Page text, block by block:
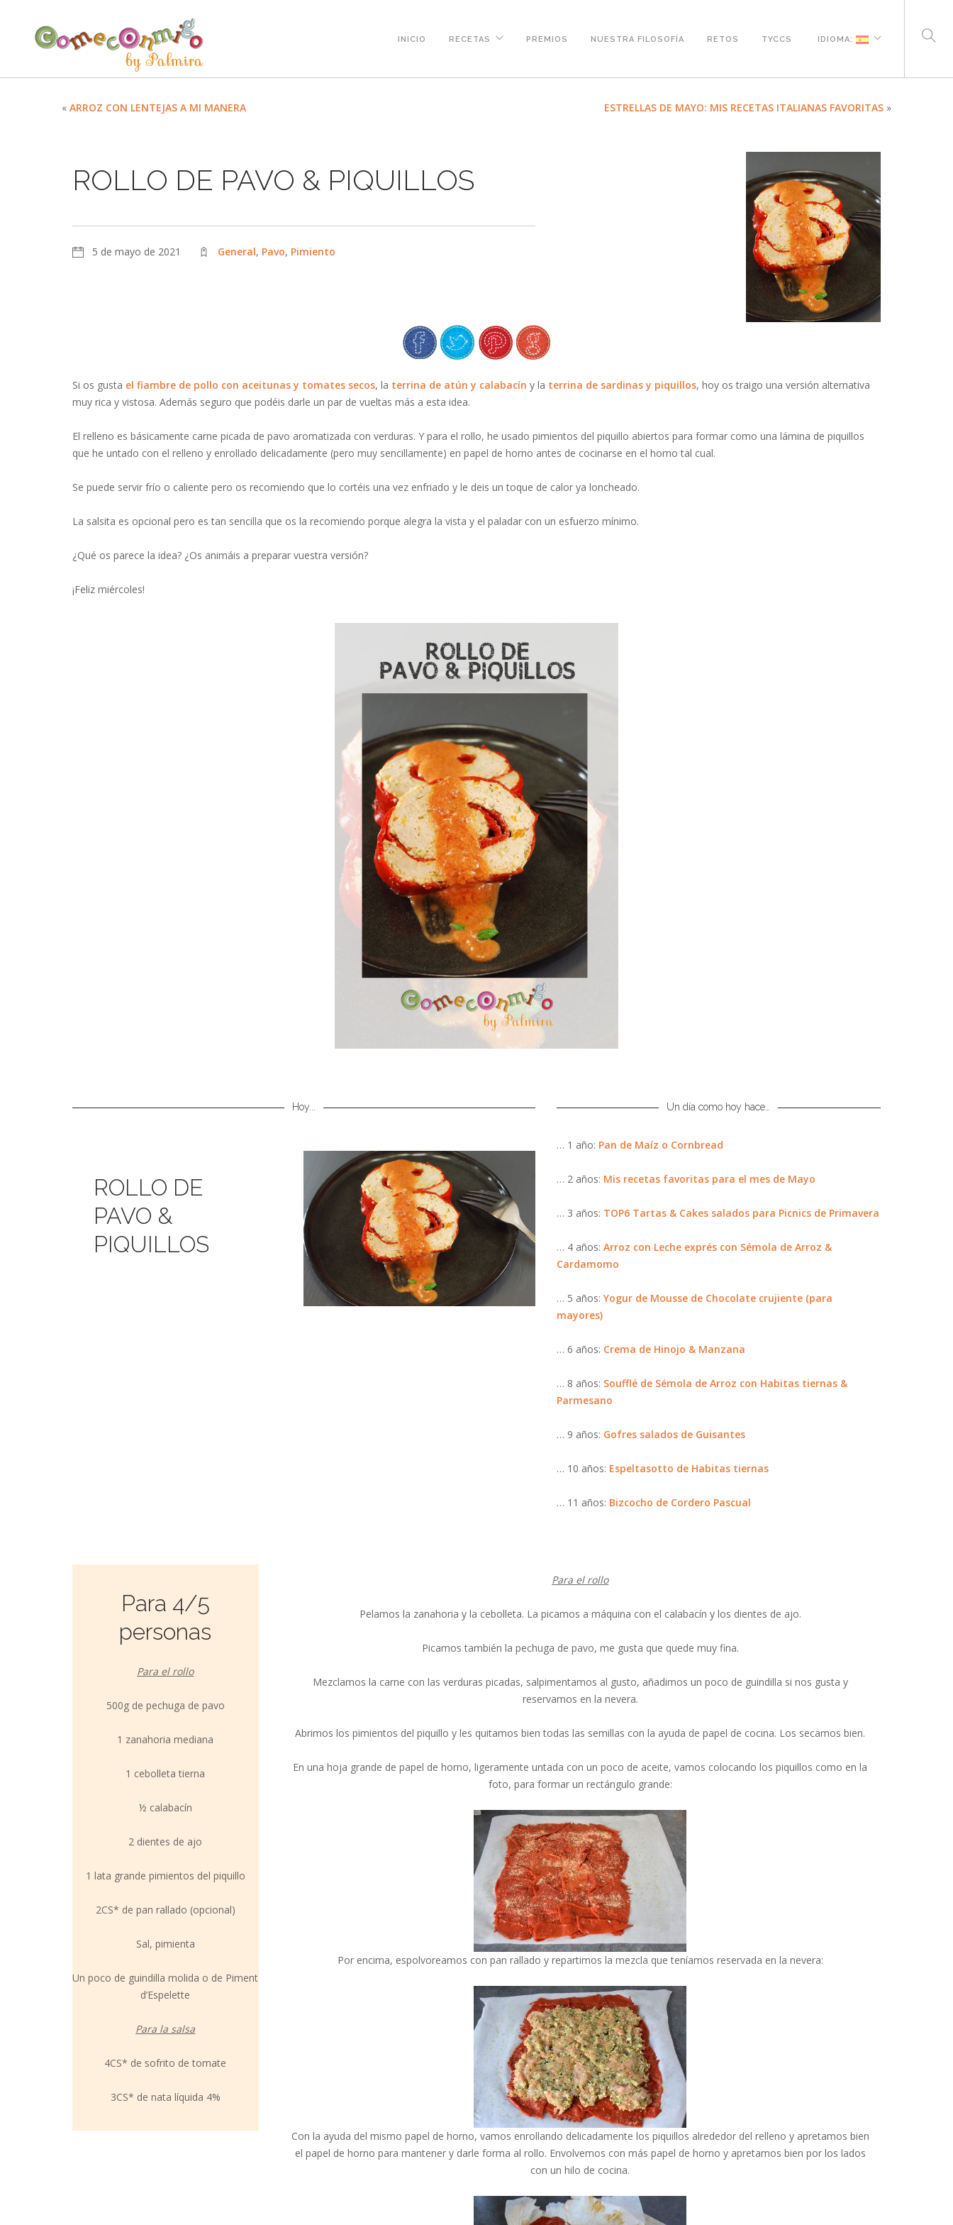
INICIO RECETAS PREMIOS NUESTRA FILOSOFÍA RETOS TYCCS IDIOMA:
« ARROZ CON LENTEJAS A MI MANERA ESTRELLAS DE MAYO: MIS RECETAS ITALIANAS FAVORITAS »
ROLLO DE PAVO & PIQUILLOS
5 de mayo de 2021 General, Pavo, Pimiento
Si os gusta el fiambre de pollo con aceitunas y tomates secos, la terrina de atún y calabacín y la terrina de sardinas y piquillos, hoy os traigo una versión alternativa
muy rica y vistosa. Además seguro que podéis darle un par de vueltas más a esta idea.
El relleno es básicamente carne picada de pavo aromatizada con verduras. Y para el rollo, he usado pimientos del piquillo abiertos para formar como una lámina de piquillos
que he untado con el relleno y enrollado delicadamente (pero muy sencillamente) en papel de horno antes de cocinarse en el horno tal cual.
Se puede servir frío o caliente pero os recomiendo que lo cortéis una vez enfriado y le deis un toque de calor ya loncheado.
La salsita es opcional pero es tan sencilla que os la recomiendo porque alegra la vista y el paladar con un esfuerzo mínimo.
¿Qué os parece la idea? ¿Os animáis a preparar vuestra versión?
¡Feliz miércoles!
Hoy...
ROLLO DE
PAVO &
PIQUILLOS
Un día como hoy hace…
… 1 año: Pan de Maíz o Cornbread
… 2 años: Mis recetas favoritas para el mes de Mayo
… 3 años: TOP6 Tartas & Cakes salados para Picnics de Primavera
… 4 años: Arroz con Leche exprés con Sémola de Arroz &
Cardamomo
… 5 años: Yogur de Mousse de Chocolate crujiente (para
mayores)
… 6 años: Crema de Hinojo & Manzana
… 8 años: Soufflé de Sémola de Arroz con Habitas tiernas &
Parmesano
… 9 años: Gofres salados de Guisantes
… 10 años: Espeltasotto de Habitas tiernas
… 11 años: Bizcocho de Cordero Pascual
Para 4/5
personas
Para el rollo
500g de pechuga de pavo
1 zanahoria mediana
1 cebolleta tierna
½ calabacín
2 dientes de ajo
1 lata grande pimientos del piquillo
2CS* de pan rallado (opcional)
Sal, pimienta
Un poco de guindilla molida o de Piment
d’Espelette
Para la salsa
4CS* de sofrito de tomate
3CS* de nata líquida 4%
Para el rollo
Pelamos la zanahoria y la cebolleta. La picamos a máquina con el calabacín y los dientes de ajo.
Picamos también la pechuga de pavo, me gusta que quede muy fina.
Mezclamos la carne con las verduras picadas, salpimentamos al gusto, añadimos un poco de guindilla si nos gusta y
reservamos en la nevera.
Abrimos los pimientos del piquillo y les quitamos bien todas las semillas con la ayuda de papel de cocina. Los secamos bien.
En una hoja grande de papel de horno, ligeramente untada con un poco de aceite, vamos colocando los piquillos como en la
foto, para formar un rectángulo grande:
Por encima, espolvoreamos con pan rallado y repartimos la mezcla que teníamos reservada en la nevera:
Con la ayuda del mismo papel de horno, vamos enrollando delicadamente los piquillos alrededor del relleno y apretamos bien
el papel de horno para mantener y darle forma al rollo. Envolvemos con más papel de horno y apretamos bien por los lados
con un hilo de cocina.